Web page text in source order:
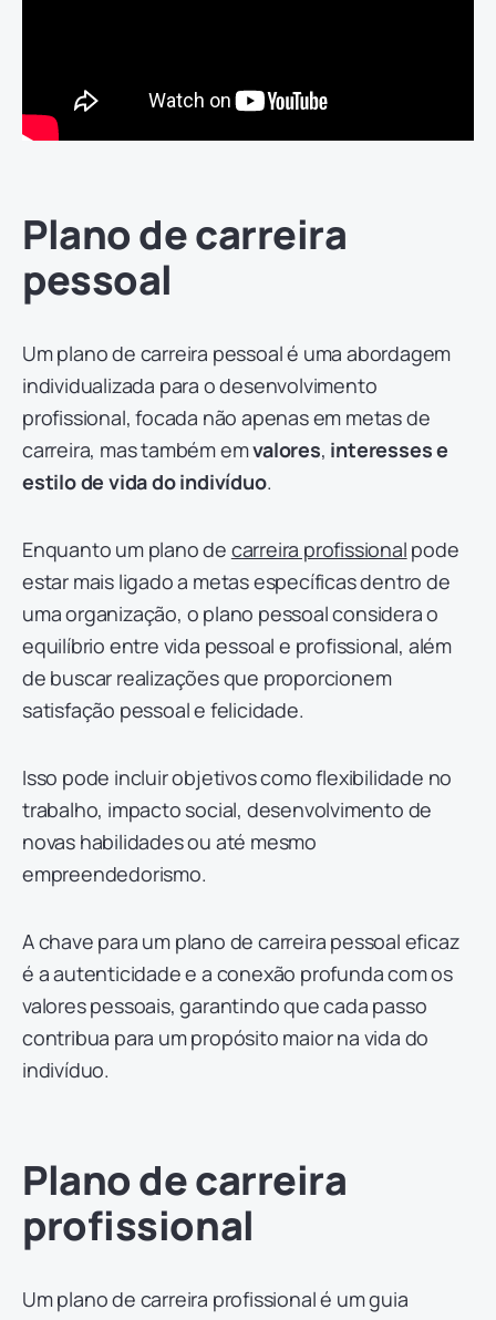
Plano de carreira
pessoal
Um plano de carreira pessoal é uma abordagem
individualizada para o desenvolvimento
profissional, focada não apenas em metas de
carreira, mas também emvalores, interesses e
estilo de vida do indivíduo.
Enquanto um plano de carreira profissional pode
estar mais ligado a metas específicas dentro de
uma organização, o plano pessoal considera o
equilíbrio entre vida pessoal e profissional, além
de buscar realizações que proporcionem
satisfação pessoal e felicidade.
Isso pode incluir objetivos como flexibilidade no
trabalho, impacto social, desenvolvimento de
novas habilidades ou até mesmo
empreendedorismo.
A chave para um plano de carreira pessoal eficaz
é a autenticidade e a conexão profunda com os
valores pessoais, garantindo que cada passo
contribua para um propósito maior na vida do
indivíduo.
Plano de carreira
profissional
Um plano de carreira profissional é um guia